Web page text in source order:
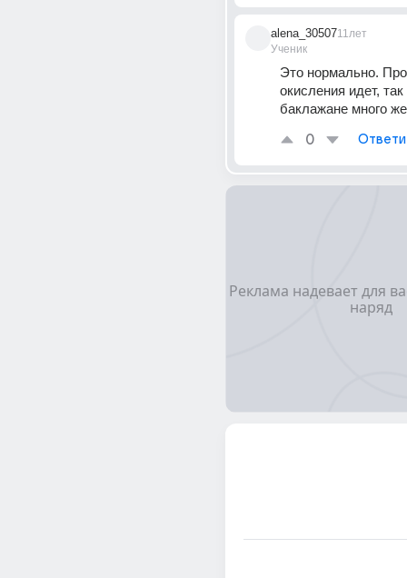
alena_30507
Ученик
11лет
Это нормально.
окисления идет, так
баклажане много
0